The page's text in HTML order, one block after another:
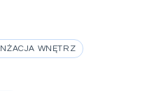
WNĘTRZ